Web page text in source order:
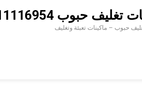
01211116954 – 01211116956 – 01211116958
حبوب – ماكينات تعبئة وتغليف